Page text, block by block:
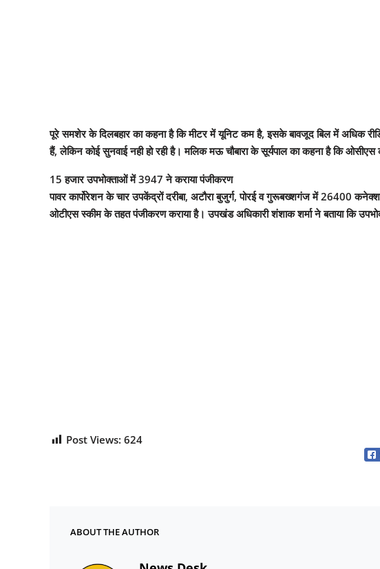
पूरे समशेर के दिलबहार का कहना है कि मीटर में यूनिट कम है, इसके बावजूद बिल में अधिक
हैं, लेकिन कोई सुनवाई नही हो रही है। मलिक मऊ चौबारा के सूर्यपाल का कहना है कि ओसीएस
15 हजार उपभोक्ताओं में 3947 ने कराया पंजीकरण
पावर कार्पोरेशन के चार उपकेंद्रों दरीबा, अटौरा बुजुर्ग, पोरई व गुरूबख्शगंज में 26400
ओटीएस स्कीम के तहत पंजीकरण कराया है। उपखंड अधिकारी शंशाक शर्मा ने बताया कि
Post Views: 624
ABOUT THE AUTHOR